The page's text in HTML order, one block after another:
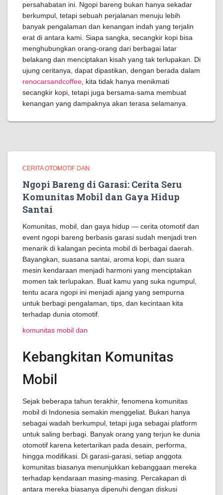
persahabatan ini. Ngopi bareng bukan hanya sekadar
berkumpul, tetapi sebuah perjalanan menuju lebih
banyak pengalaman dan kenangan indah yang terjalin
erat di antara kami. Siapa sangka, secangkir kopi bisa
menghubungkan orang-orang dari berbagai latar
belakang dan menciptakan kisah yang tak terlupakan. Di
ujung ceritanya, dapat dipastikan, dengan berada dalam
renocarsandcoffee , kita tidak hanya menikmati
secangkir kopi, tetapi juga bersama-sama membuat
kenangan yang dampaknya akan terasa selamanya.
CERITA OTOMOTIF DAN
Ngopi Bareng di Garasi: Cerita Seru
Komunitas Mobil dan Gaya Hidup
Santai
Komunitas, mobil, dan gaya hidup — cerita otomotif dan
event ngopi bareng berbasis garasi sudah menjadi tren
menarik di kalangan pecinta mobil di berbagai daerah.
Bayangkan, suasana santai, aroma kopi, dan suara
mesin kendaraan menjadi harmoni yang menciptakan
momen tak terlupakan. Buat kamu yang suka ngumpul,
tentu acara ngopi ini menjadi ajang yang sempurna
untuk berbagi pengalaman, tips, dan kecintaan kita
terhadap dunia otomotif.
komunitas mobil dan
Kebangkitan Komunitas
Mobil
Sejak beberapa tahun terakhir, fenomena komunitas
mobil di Indonesia semakin menggeliat. Bukan hanya
sebagai wadah berkumpul, tetapi juga sebagai platform
untuk saling berbagi. Banyak orang yang terjun ke dunia
otomotif karena ketertarikan pada desain, performa,
hingga modifikasi. Di garasi-garasi, setiap anggota
komunitas biasanya menunjukkan kebanggaan mereka
terhadap kendaraan masing-masing. Percakapan di
antara mereka biasanya dipenuhi dengan diskusi